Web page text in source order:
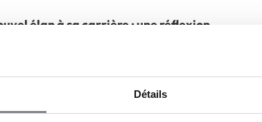
Détails
élan à sa carrière : une réflexion
un projet entrepreneurial ne relève pas du
une décision structurante, qui suppose de
sur sa situation actuelle, ses objectifs et ses